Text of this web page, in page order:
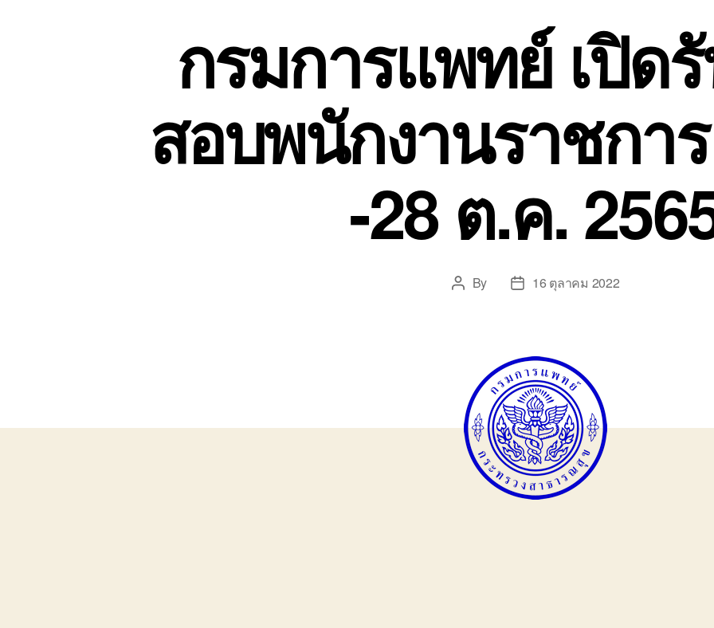
กรมการแพทย์ เปิด
สอบพนักงานราชกา
-28 ต.ค.
PostBy
Post16 ตุลาคม 2022